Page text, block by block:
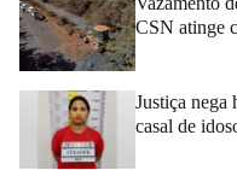
CSN atinge
Justiça nega
casal de